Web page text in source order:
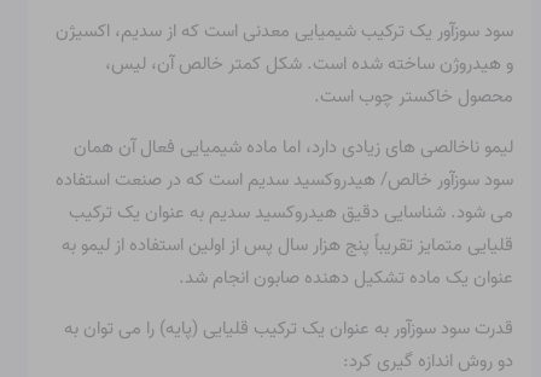
سود سوزآور یک ترکیب شیمیایی معدنی است که از سدیم، اکسیژن
و هیدروژن ساخته شده است. شکل کمتر خالص آن، لیس،
محصول خاکستر چوب است.
لیمو ناخالصی های زیادی دارد، اما ماده شیمیایی فعال آن همان
سود سوزآور خالص/ هیدروکسید سدیم است که در صنعت استفاده
می شود. شناسایی دقیق هیدروکسید سدیم به عنوان یک ترکیب
قلیایی متمایز تقریباً پنج هزار سال پس از اولین استفاده از لیمو به
عنوان یک ماده تشکیل دهنده صابون انجام شد.
قدرت سود سوزآور به عنوان یک ترکیب قلیایی (پایه) را می توان به
دو روش اندازه گیری کرد: